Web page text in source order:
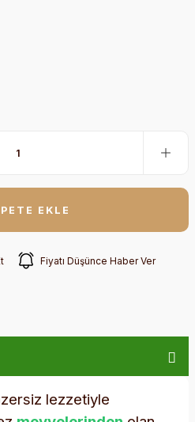
EKLE
Fiyatı Düşünce Haber Ver
lezzetiyle